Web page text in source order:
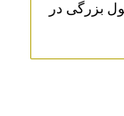
بزرگی در